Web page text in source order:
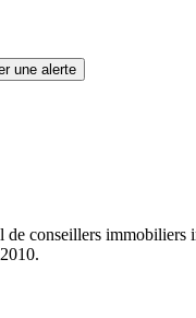
de conseillers